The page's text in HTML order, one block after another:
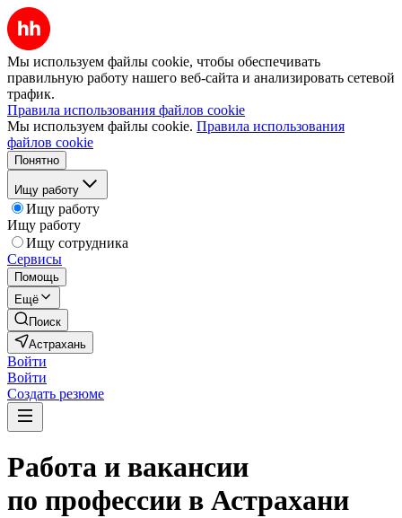
Мы используем файлы cookie, чтобы обеспечивать
правильную работу нашего веб-сайта и анализировать сетевой
трафик.
Правила использования файлов cookie
Мы используем файлы cookie. Правила использования
файлов cookie
Понятно
Ищу работу
Ищу работу
Ищу работу
Ищу сотрудника
Сервисы
Помощь
Ещё
Поиск
Астрахань
Войти
Войти
Создать резюме
Работа и вакансии
по профессии в Астрахани